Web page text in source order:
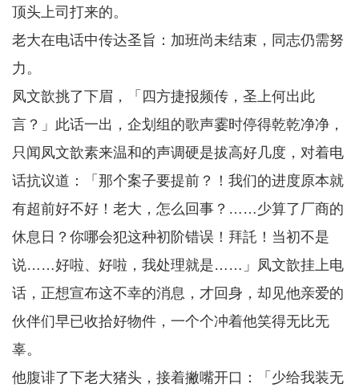
顶头上司打来的。
老大在电话中传达圣旨：加班尚未结束，同志仍需努
力。
凤文歆挑了下眉，「四方捷报频传，圣上何出此
言？」此话一出，企划组的歌声霎时停得乾乾净净，
只闻凤文歆素来温和的声调硬是拔高好几度，对着电
话抗议道：「那个案子要提前？！我们的进度原本就
有超前好不好！老大，怎么回事？……少算了厂商的
休息日？你哪会犯这种初阶错误！拜託！当初不是
说……好啦、好啦，我处理就是……」凤文歆挂上电
话，正想宣布这不幸的消息，才回身，却见他亲爱的
伙伴们早已收拾好物件，一个个冲着他笑得无比无
辜。
他腹诽了下老大猪头，接着撇嘴开口：「少给我装无